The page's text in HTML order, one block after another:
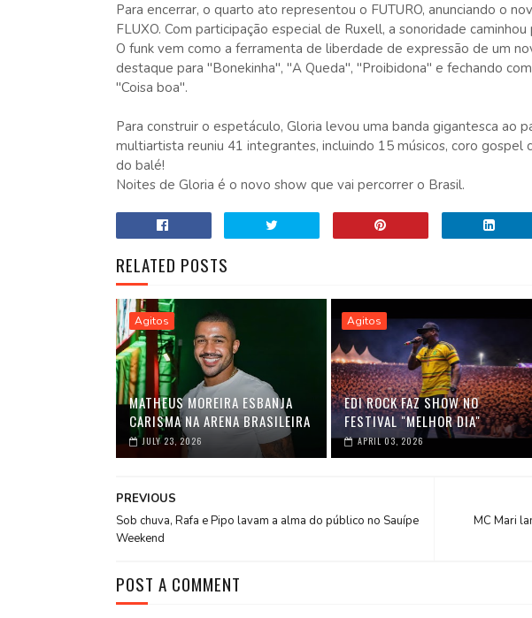
Para encerrar, o quarto ato representou o FUTURO, anunciando o
FLUXO. Com participação especial de Ruxell, a sonoridade
O funk vem como a ferramenta de liberdade de expressão de um
destaque para "Bonekinha", "A Queda", "Proibidona" e fechando
"Coisa boa".
Para construir o espetáculo, Gloria levou uma banda gigantesca ao
multiartista reuniu 41 integrantes, incluindo 15 músicos, coro
do balé!
Noites de Gloria é o novo show que vai percorrer o Brasil.
RELATED POSTS
Agitos
MATHEUS MOREIRA ESBANJA
CARISMA NA ARENA BRASILEIRA
JULY 23, 2026
Agitos
EDI ROCK FAZ SHOW NO
FESTIVAL "MELHOR DIA"
APRIL 03, 2026
MC Mari
PREVIOUS
Sob chuva, Rafa e Pipo lavam a alma do público no Sauípe
Weekend
POST A COMMENT